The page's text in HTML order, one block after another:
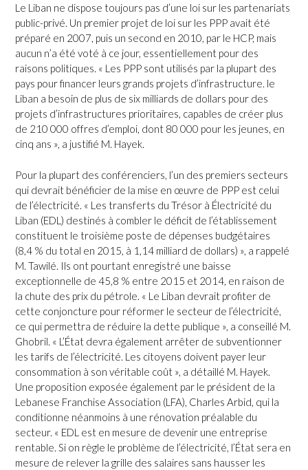
Le Liban ne dispose toujours pas d’une loi sur les partenariats
public-privé. Un premier projet de loi sur les PPP avait été
préparé en 2007, puis un second en 2010, par le HCP, mais
aucun n’a été voté à ce jour, essentiellement pour des
raisons politiques. « Les PPP sont utilisés par la plupart des
pays pour financer leurs grands projets d’infrastructure. le
Liban a besoin de plus de six milliards de dollars pour des
projets d’infrastructures prioritaires, capables de créer plus
de 210 000 offres d’emploi, dont 80 000 pour les jeunes, en
cinq ans », a justifié M. Hayek.
Pour la plupart des conférenciers, l’un des premiers secteurs
qui devrait bénéficier de la mise en œuvre de PPP est celui
de l’électricité. « Les transferts du Trésor à Électricité du
Liban (EDL) destinés à combler le déficit de l’établissement
constituent le troisième poste de dépenses budgétaires
(8,4 % du total en 2015, à 1,14 milliard de dollars) », a rappelé
M. Tawilé. Ils ont pourtant enregistré une baisse
exceptionnelle de 45,8 % entre 2015 et 2014, en raison de
la chute des prix du pétrole. « Le Liban devrait profiter de
cette conjoncture pour réformer le secteur de l’électricité,
ce qui permettra de réduire la dette publique », a conseillé M.
Ghobril. « L’État devra également arrêter de subventionner
les tarifs de l’électricité. Les citoyens doivent payer leur
consommation à son véritable coût », a détaillé M. Hayek.
Une proposition exposée également par le président de la
Lebanese Franchise Association (LFA), Charles Arbid, qui la
conditionne néanmoins à une rénovation préalable du
secteur. « EDL est en mesure de devenir une entreprise
rentable. Si on règle le problème de l’électricité, l’État sera en
mesure de relever la grille des salaires sans hausser les